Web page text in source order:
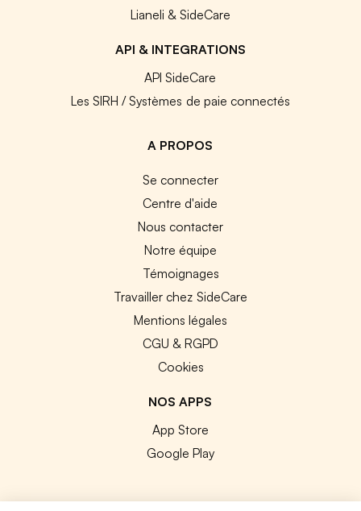
Lianeli & SideCare
API & INTEGRATIONS
API SideCare
Les SIRH / Systèmes de paie connectés
A PROPOS
Se connecter
Centre d'aide
Nous contacter
Notre équipe
Témoignages
Travailler chez SideCare
Mentions légales
CGU & RGPD
Cookies
NOS APPS
App Store
Google Play